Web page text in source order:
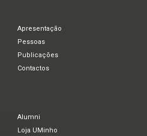
Apresentação
Pessoas
Publicações
Contactos
Alumni
Loja UMinho